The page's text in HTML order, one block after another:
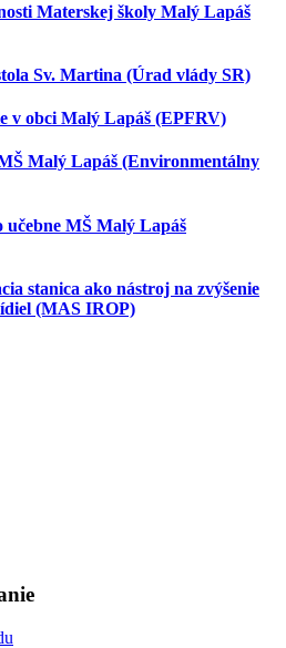
Materskej školy Malý Lapáš
Sv. Martina (Úrad vlády SR)
v obci Malý Lapáš (EPFRV)
Malý Lapáš (Environmentálny
učebne MŠ Malý Lapáš
stanica ako nástroj na zvýšenie
(MAS IROP)